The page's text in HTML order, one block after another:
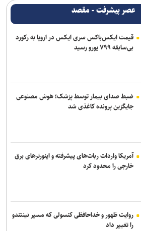
قانون‌گرایی و مردم‌سالاری ملت ایران
خدمت به زائران در مرز زرباطیه
ایران و ایتالیا
از سوی عربستان با واکنشی فراگیر روبه‌رو
در نزدیکی باب‌المندب
عصر پیشرفت - مقصد
قیمت ایکس‌باکس سری ایکس در اروپا به رکورد
بی‌سابقه ۷۹۹ یورو رسید
ضبط صدای بیمار توسط پزشک؛ هوش مصنوعی
جایگزین پرونده کاغذی شد
آمریکا واردات ربات‌های پیشرفته و اینورترهای برق
خارجی را محدود کرد
روایت ظهور و خداحافظی کنسولی که مسیر نینتندو
را تغییر داد